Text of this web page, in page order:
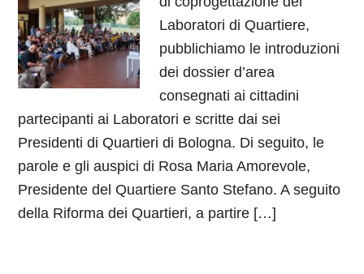
Laboratori di Quartiere,
pubblichiamo le introduzioni
dei dossier d’area
consegnati ai cittadini
partecipanti ai Laboratori e scritte dai sei
Presidenti di Quartieri di Bologna. Di seguito, le
parole e gli auspici di Rosa Maria Amorevole,
Presidente del Quartiere Santo Stefano. A seguito
della Riforma dei Quartieri, a partire […]